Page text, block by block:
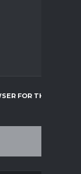
FOR THE